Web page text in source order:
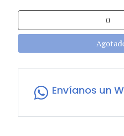
Envíanos un